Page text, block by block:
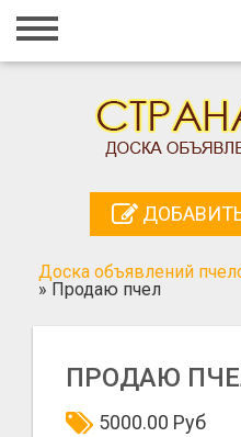
Главная
Регистрация
Добавить объявление
Поиск
Доска объявлений
» Продаю пчел
ПРОДАЮ
5000.00 Руб